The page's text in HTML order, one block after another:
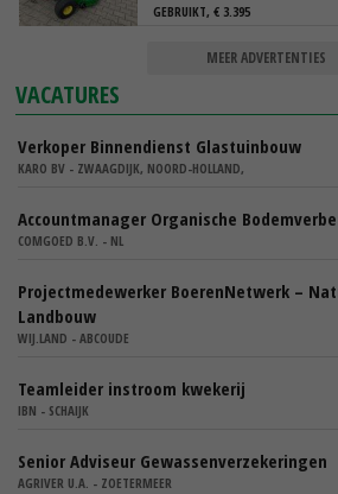
GEBRUIKT, € 3.395
MEER ADVERTENTIES
VACATURES
Verkoper Binnendienst Glastuinbouw
KARO BV - ZWAAGDIJK, NOORD-HOLLAND,
Accountmanager Organische
COMGOED B.V. - NL
Projectmedewerker BoerenNetwerk –
Landbouw
WIJ.LAND - ABCOUDE
Teamleider instroom kwekerij
IBN - SCHAIJK
Senior Adviseur Gewassenverzekeringen
AGRIVER U.A. - ZOETERMEER